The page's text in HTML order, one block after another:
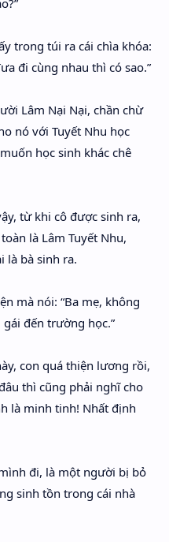
trong túi ra cái chìa khóa:
đi cùng nhau thì có sao.”
Lâm Nại Nại, chần chừ
nó với Tuyết Nhu học
học sinh khác chê
từ khi cô được sinh ra,
là Lâm Tuyết Nhu,
là bà sinh ra.
mà nói: “Ba mẹ, không
đến trường học.”
con quá thiện lương rồi,
thì cũng phải nghĩ cho
là minh tinh! Nhất định
đi, là một người bị bỏ
sinh tồn trong cái nhà